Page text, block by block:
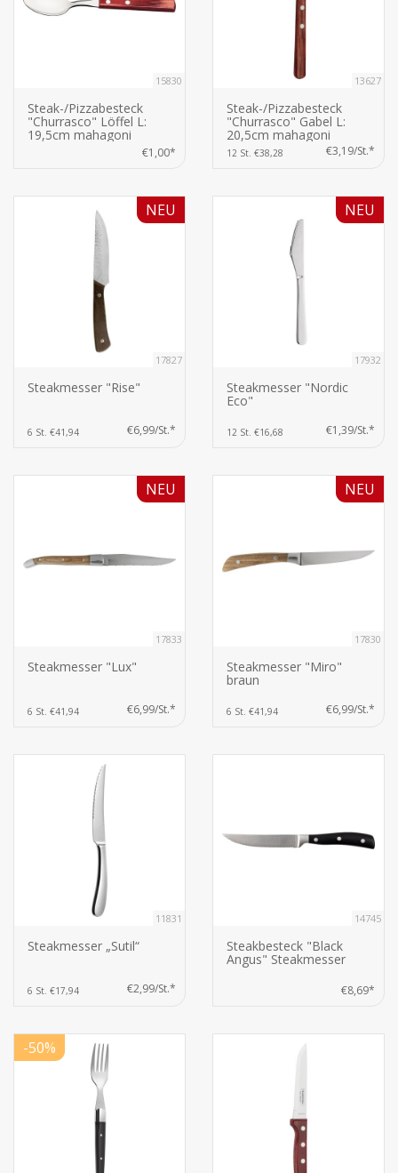
15830
Steak-/Pizzabesteck
"Churrasco" Löffel L:
19,5cm mahagoni
€1,00*
13627
Steak-/Pizzabesteck
"Churrasco" Gabel L:
20,5cm mahagoni
12 St. €38,28 €3,19/St.*
17827
Steakmesser "Rise"
6 St. €41,94 €6,99/St.*
NEU
17932
Steakmesser "Nordic
Eco"
12 St. €16,68 €1,39/St.*
NEU
17833
Steakmesser "Lux"
6 St. €41,94 €6,99/St.*
NEU
17830
Steakmesser "Miro"
braun
6 St. €41,94 €6,99/St.*
NEU
11831
Steakmesser „Sutil“
6 St. €17,94 €2,99/St.*
14745
Steakbesteck "Black
Angus" Steakmesser
€8,69*
-50%